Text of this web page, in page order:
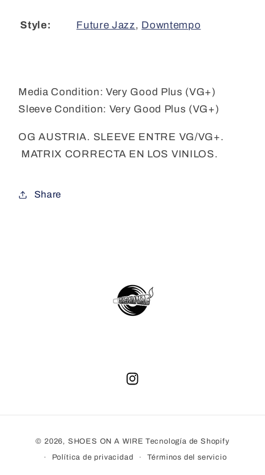
Style: Future Jazz, Downtempo
Media Condition: Very Good Plus (VG+)
Sleeve Condition: Very Good Plus (VG+)
OG AUSTRIA. SLEEVE ENTRE VG/VG+.
MATRIX CORRECTA EN LOS VINILOS.
Share
Instagram
© 2026, SHOES ON A WIRE Tecnología de Shopify
Política de privacidad
Términos del servicio